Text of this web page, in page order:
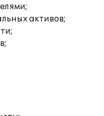
активов;